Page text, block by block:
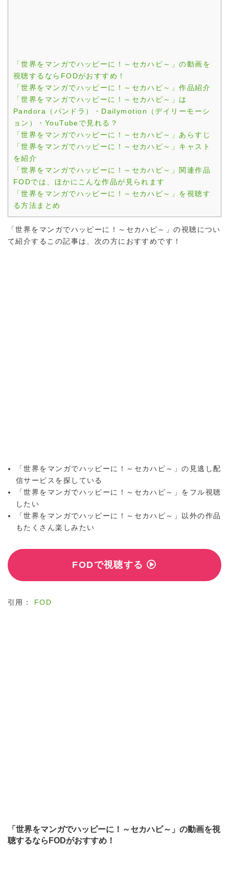
「世界をマンガでハッピーに！～セカハピ～」の動画を
視聴するならFODがおすすめ！
「世界をマンガでハッピーに！～セカハピ～」作品紹介
「世界をマンガでハッピーに！～セカハピ～」は
Pandora（パンドラ）・Dailymotion（デイリーモーシ
ョン）・YouTubeで見れる？
「世界をマンガでハッピーに！～セカハピ～」あらすじ
「世界をマンガでハッピーに！～セカハピ～」キャスト
を紹介
「世界をマンガでハッピーに！～セカハピ～」関連作品
FODでは、ほかにこんな作品が見られます
「世界をマンガでハッピーに！～セカハピ～」を視聴す
る方法まとめ
「世界をマンガでハッピーに！～セカハピ～」の視聴につい
て紹介するこの記事は、次の方におすすめです！
「世界をマンガでハッピーに！～セカハピ～」の見逃し配
信サービスを探している
「世界をマンガでハッピーに！～セカハピ～」をフル視聴
したい
「世界をマンガでハッピーに！～セカハピ～」以外の作品
もたくさん楽しみたい
FODで視聴する
引用： FOD
「世界をマンガでハッピーに！～セカハピ～」の動画を視
聴するならFODがおすすめ！